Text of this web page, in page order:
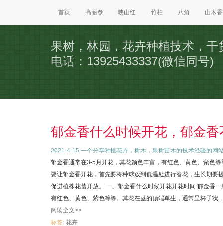
首页 高丽参 映山红 竹柏 八角 山木香
果树，林园，花卉种植技术，干
电话：13925433337(微信同号)
郁金香什么时候开花，郁金
2021-4-15 一个分享种植花卉，树木，果树苗木的技术经验的网
郁金香通常在3-5月开花，其花颜色丰富，有红色、黄色、紫色
要让郁金香开花，首先要将种球放到低温处进行春花，生长期要
促进植株花蕾开放。 一、郁金香什么时候开花开花时间 郁金香
有红色、黄色、紫色等等。其花在茎的顶端单生，通常呈杯子状...
阅读全文>>
标签: 花卉